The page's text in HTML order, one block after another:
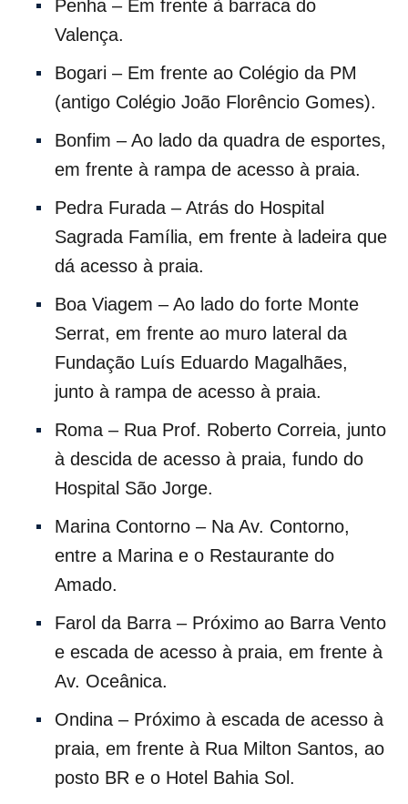
Penha – Em frente à barraca do
Valença.
Bogari – Em frente ao Colégio da PM
(antigo Colégio João Florêncio Gomes).
Bonfim – Ao lado da quadra de esportes,
em frente à rampa de acesso à praia.
Pedra Furada – Atrás do Hospital
Sagrada Família, em frente à ladeira que
dá acesso à praia.
Boa Viagem – Ao lado do forte Monte
Serrat, em frente ao muro lateral da
Fundação Luís Eduardo Magalhães,
junto à rampa de acesso à praia.
Roma – Rua Prof. Roberto Correia, junto
à descida de acesso à praia, fundo do
Hospital São Jorge.
Marina Contorno – Na Av. Contorno,
entre a Marina e o Restaurante do
Amado.
Farol da Barra – Próximo ao Barra Vento
e escada de acesso à praia, em frente à
Av. Oceânica.
Ondina – Próximo à escada de acesso à
praia, em frente à Rua Milton Santos, ao
posto BR e o Hotel Bahia Sol.